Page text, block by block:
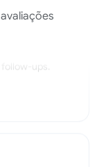
do Gmail. As
rastreamento
Ele me